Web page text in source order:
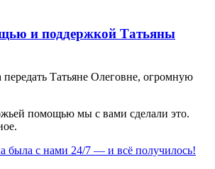
и поддержкой Татьяны
Татьяне Олеговне, огромную
помощью мы с вами сделали это.